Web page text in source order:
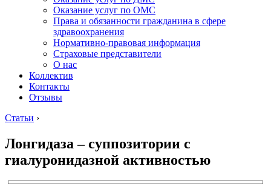
Оказание услуг по ОМС
Права и обязанности гражданина в сфере
здравоохранения
Нормативно-правовая информация
Страховые представители
О нас
Коллектив
Контакты
Отзывы
Статьи ›
Лонгидаза – суппозитории с
гиалуронидазной активностью